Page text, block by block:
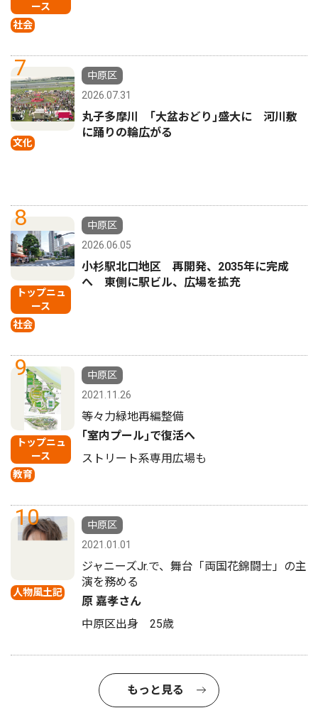
ース
社会
7
文化
中原区
2026.07.31
丸子多摩川 ｢大盆おどり｣盛大に 河川敷
に踊りの輪広がる
8
トップニュ
ース
社会
中原区
2026.06.05
小杉駅北口地区 再開発、2035年に完成
へ 東側に駅ビル、広場を拡充
9
トップニュ
ース
教育
中原区
2021.11.26
等々力緑地再編整備
｢室内プール｣で復活へ
ストリート系専用広場も
10
人物風土記
中原区
2021.01.01
ジャニーズJr.で、舞台「両国花錦闘士」の主
演を務める
原 嘉孝さん
中原区出身 25歳
もっと見る